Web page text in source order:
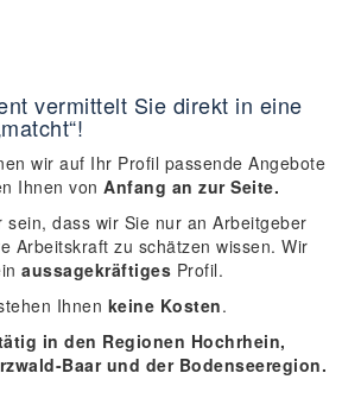
vermittelt Sie direkt in eine
wir auf Ihr Profil passende Angebote
Ihnen von Anfang an zur Seite.
sein, dass wir Sie nur an Arbeitgeber
Arbeitskraft zu schätzen wissen. Wir
aussagekräftiges Profil.
Ihnen keine Kosten.
in den Regionen Hochrhein,
Baar und der Bodenseeregion.